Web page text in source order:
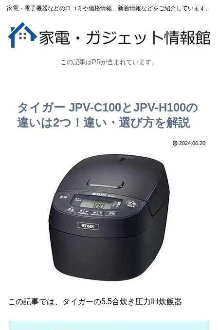
家電・電子機器などの口コミや価格情報、新着情報などをご紹介しています。
この記事はPRが含まれています。
タイガー JPV-C100とJPV-H100の
違いは2つ！違い・選び方を解説
2024.06.20
この記事では、タイガーの5.5合炊き圧力IH炊飯器